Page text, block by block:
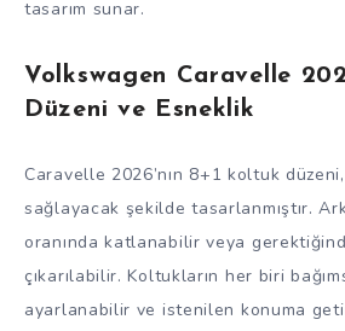
tasarım sunar.
Volkswagen Caravelle
Düzeni ve Esneklik
Caravelle 2026’nın 8+1 koltuk
sağlayacak şekilde tasarlanmıştır.
oranında katlanabilir veya
çıkarılabilir. Koltukların her biri
ayarlanabilir ve istenilen konuma